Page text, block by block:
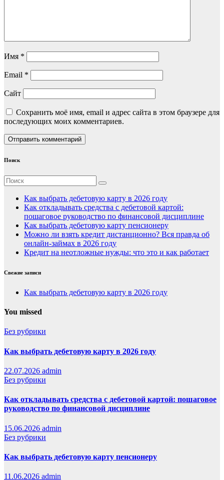
Имя *
Email *
Сайт
Сохранить моё имя, email и адрес сайта в этом браузере для
последующих моих комментариев.
Поиск
Как выбрать дебетовую карту в 2026 году
Как откладывать средства с дебетовой картой:
пошаговое руководство по финансовой дисциплине
Как выбрать дебетовую карту пенсионеру
Можно ли взять кредит дистанционно? Вся правда об
онлайн-займах в 2026 году
Кредит на неотложные нужды: что это и как работает
Свежие записи
Как выбрать дебетовую карту в 2026 году
You missed
Без рубрики
Как выбрать дебетовую карту в 2026 году
22.07.2026 admin
Без рубрики
Как откладывать средства с дебетовой картой: пошаговое
руководство по финансовой дисциплине
15.06.2026 admin
Без рубрики
Как выбрать дебетовую карту пенсионеру
11.06.2026 admin